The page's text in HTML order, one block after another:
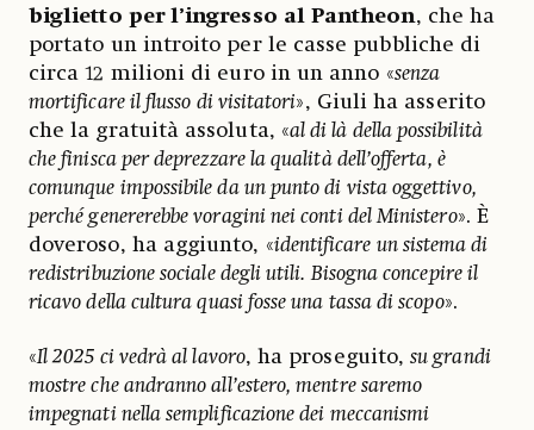
biglietto per l’ingresso al Pantheon, che ha
portato un introito per le casse pubbliche di
circa 12 milioni di euro in un anno «senza
mortificare il flusso di visitatori», Giuli ha asserito
che la gratuità assoluta, «al di là della possibilità
che finisca per deprezzare la qualità dell’offerta, è
comunque impossibile da un punto di vista oggettivo,
perché genererebbe voragini nei conti del Ministero». È
doveroso, ha aggiunto, «identificare un sistema di
redistribuzione sociale degli utili. Bisogna concepire il
ricavo della cultura quasi fosse una tassa di scopo».
«Il 2025 ci vedrà al lavoro, ha proseguito,su grandi
mostre che andranno all’estero, mentre saremo
impegnati nella semplificazione dei meccanismi